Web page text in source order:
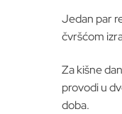
Jedan par
čvršćom
Za kišne
provodi u
doba.